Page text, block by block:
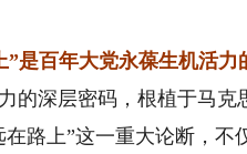
百年大党永葆生机活力
深层密码，根植于马克
路上”这一重大论断，